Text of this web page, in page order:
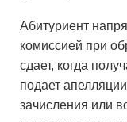
Абитуриент
комиссией при
сдает, когда
подает
зачисления или